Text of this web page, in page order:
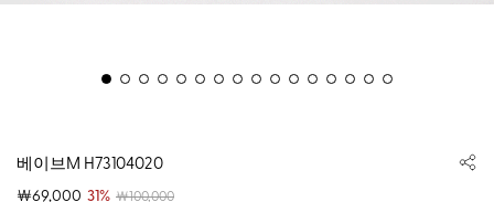
베이브M H73104020
￦69,000 31% ￦100,000